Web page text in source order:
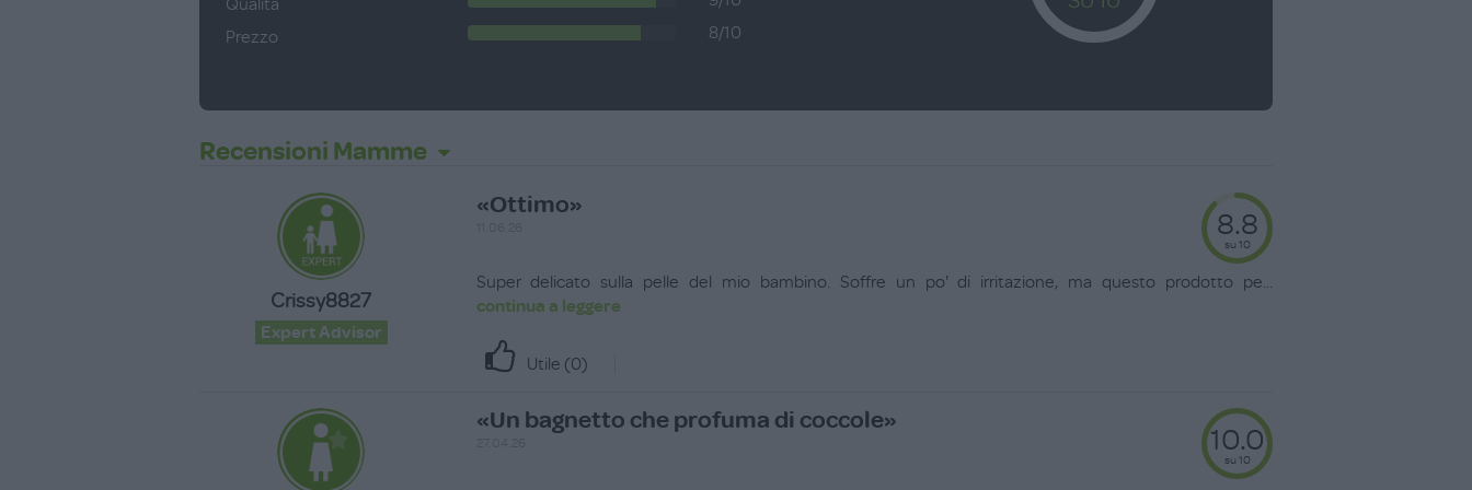
Qualità
Prezzo
8/10
Recensioni Mamme
Crissy8827
Expert Advisor
«Ottimo»
8.8
su 10
Super delicato sulla pelle del mio bambino. Soffre un po' di irritazione, ma questo prodotto pe...
continua a leggere
Utile (0)
«Un bagnetto che profuma di coccole»
10.0
su 10